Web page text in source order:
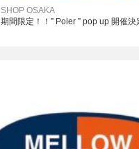
SHOP OSAKA
期間限定！！” Poler ” pop up 開催決